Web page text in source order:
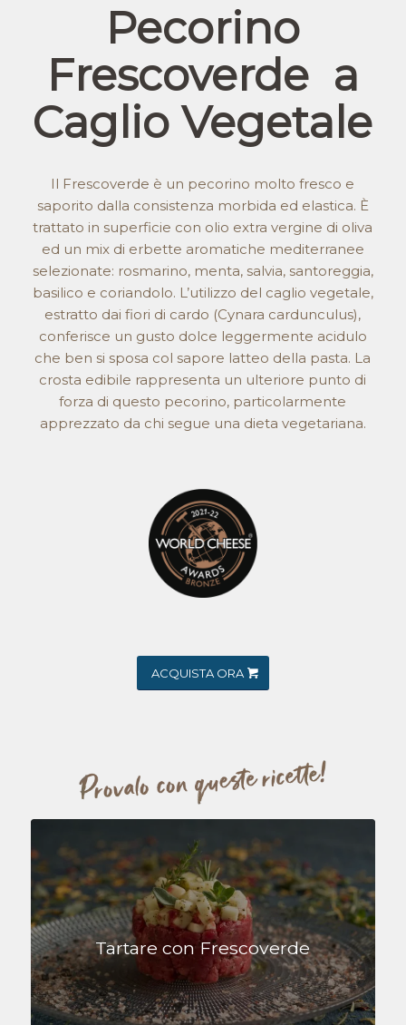
Pecorino
Frescoverde a
Caglio Vegetale
Il Frescoverde è un pecorino molto fresco e
saporito dalla consistenza morbida ed elastica. È
trattato in superficie con olio extra vergine di oliva
ed un mix di erbette aromatiche mediterranee
selezionate: rosmarino, menta, salvia, santoreggia,
basilico e coriandolo. L’utilizzo del caglio vegetale,
estratto dai fiori di cardo (Cynara cardunculus),
conferisce un gusto dolce leggermente acidulo
che ben si sposa col sapore latteo della pasta. La
crosta edibile rappresenta un ulteriore punto di
forza di questo pecorino, particolarmente
apprezzato da chi segue una dieta vegetariana.
ACQUISTA ORA
Tartare con Frescoverde